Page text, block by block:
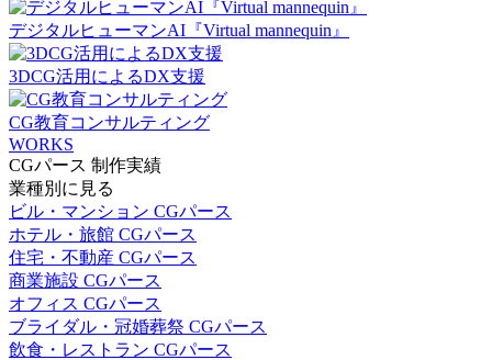
デジタルヒューマンAI『Virtual mannequin』
3DCG活用によるDX支援
CG教育コンサルティング
WORKS
CGパース 制作実績
業種別に見る
ビル・マンション CGパース
ホテル・旅館 CGパース
住宅・不動産 CGパース
商業施設 CGパース
オフィス CGパース
ブライダル・冠婚葬祭 CGパース
飲食・レストラン CGパース